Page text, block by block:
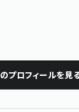
のプロフィールを見